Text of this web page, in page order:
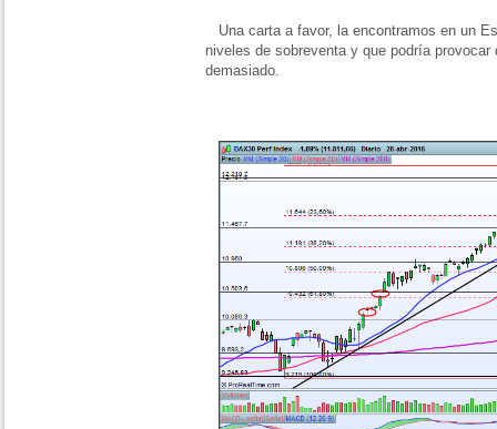
Una carta a favor, la encontramos en un
niveles de sobreventa y que podría
demasiado.